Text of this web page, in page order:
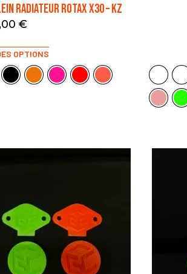
RADIATEUR ROTAX X30 – KZ
€
OPTIONS